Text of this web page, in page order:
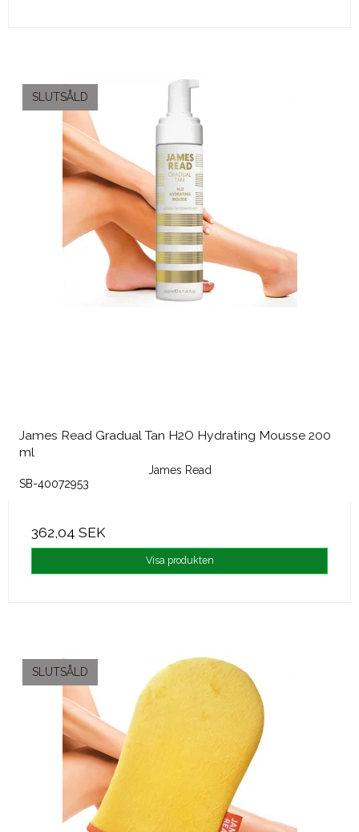
SLUTSÅLD
James Read Gradual Tan H2O Hydrating Mousse 200
ml
James Read
SB-40072953
362,04 SEK
Visa produkten
SLUTSÅLD